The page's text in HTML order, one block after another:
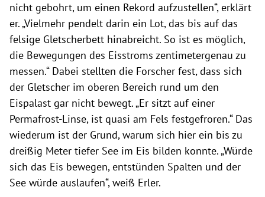
nicht gebohrt, um einen Rekord aufzustellen“, erklärt
er. „Vielmehr pendelt darin ein Lot, das bis auf das
felsige Gletscherbett hinabreicht. So ist es möglich,
die Bewegungen des Eisstroms zentimetergenau zu
messen.“ Dabei stellten die Forscher fest, dass sich
der Gletscher im oberen Bereich rund um den
Eispalast gar nicht bewegt. „Er sitzt auf einer
Permafrost-Linse, ist quasi am Fels festgefroren.“ Das
wiederum ist der Grund, warum sich hier ein bis zu
dreißig Meter tiefer See im Eis bilden konnte. „Würde
sich das Eis bewegen, entstünden Spalten und der
See würde auslaufen“, weiß Erler.